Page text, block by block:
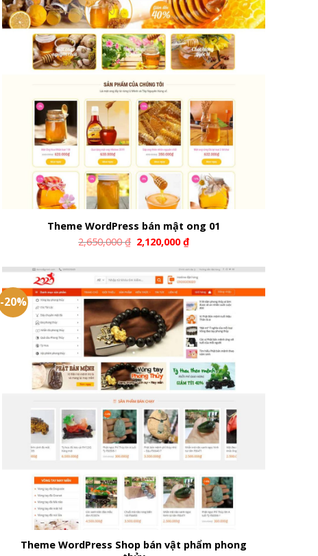
Theme WordPress bán mật ong 01
2,650,000₫ 2,120,000₫
-20%
Theme WordPress Shop bán vật phẩm phong